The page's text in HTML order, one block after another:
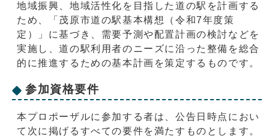
地域振興、地域活性化を目指した道の駅を計画する
ため、「茂原市道の駅基本構想（令和7年度策
定）」に基づき、需要予測や配置計画の検討などを
実施し、道の駅利用者のニーズに沿った整備を総合
的に推進するための基本計画を策定するものです。
参加資格要件
本プロポーザルに参加する者は、公告日時点におい
て次に掲げるすべての要件を満たすものとします。